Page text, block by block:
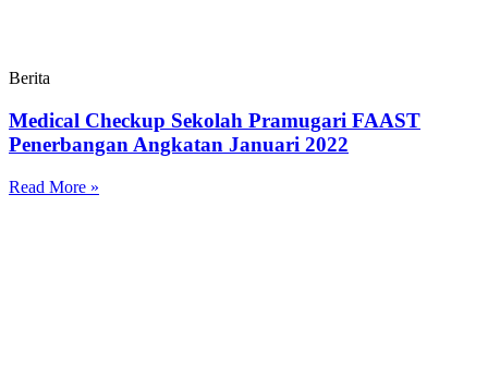
Berita
Medical Checkup Sekolah Pramugari FAAST
Penerbangan Angkatan Januari 2022
Read More »